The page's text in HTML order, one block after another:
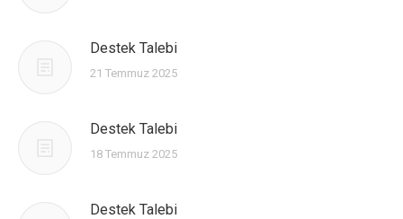
Destek Talebi
21 Temmuz 2025
Destek Talebi
18 Temmuz 2025
Destek Talebi